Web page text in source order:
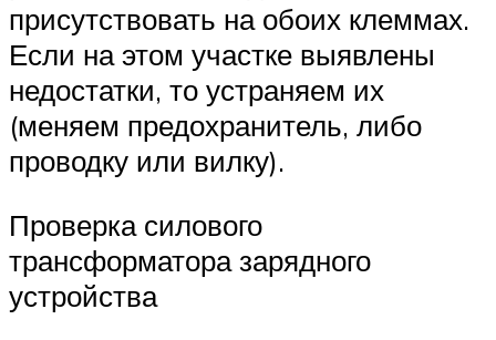
присутствовать на обоих клеммах.
Если на этом участке выявлены
недостатки, то устраняем их
(меняем предохранитель, либо
проводку или вилку).
Проверка силового
трансформатора зарядного
устройства